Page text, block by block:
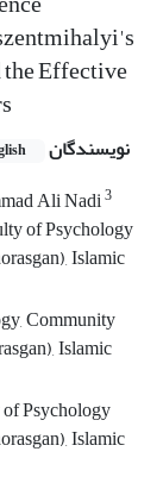
Effective
نویسندگان
Ali Nadi3
of Psychology
Islamic
Community
Islamic
Psychology
Islamic